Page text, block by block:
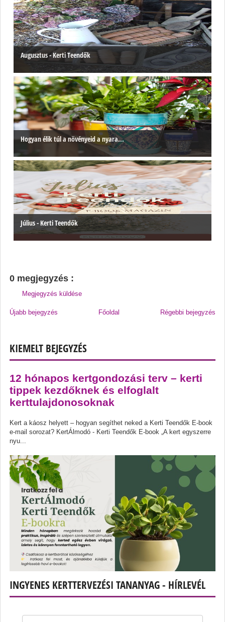
Augusztus - Kerti Teendők
Hogyan élik túl a növényeid a nyara...
Július - Kerti Teendők
0 megjegyzés :
Megjegyzés küldése
Újabb bejegyzés Régebbi bejegyzés
Főoldal
KIEMELT BEJEGYZÉS
12 hónapos kertgondozási terv – kerti
tippek kezdőknek és elfoglalt
kerttulajdonosoknak
Kert a káosz helyett – hogyan segíthet neked a Kerti Teendők E-book
e-mail sorozat? KertÁlmodó - Kerti Teendők E-book „A kert egyszerre
nyu...
INGYENES KERTTERVEZÉSI TANANYAG - HÍRLEVÉL